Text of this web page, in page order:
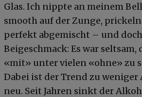
Glas. Ich nippte an meinem
smooth auf der Zunge,
perfekt abgemischt – und
Beigeschmack: Es war seltsam,
«mit» unter vielen «ohne» zu
Dabei ist der Trend zu
neu. Seit Jahren sinkt der